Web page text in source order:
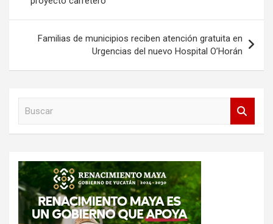
entradas
Familias de municipios reciben atención gratuita en
Urgencias del nuevo Hospital O’Horán
r